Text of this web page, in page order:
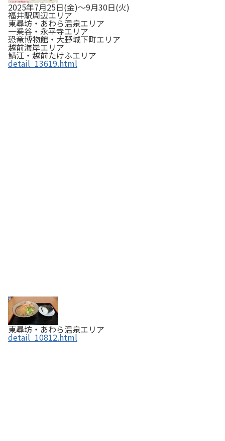
2025年7月25日(金)～9月30日(火)
福井駅周辺エリア
東尋坊・あわら温泉エリア
一乗谷・永平寺エリア
恐竜博物館・大野城下町エリア
越前海岸エリア
鯖江・越前たけふエリア
detail_13619.html
東尋坊・あわら温泉エリア
detail_10812.html